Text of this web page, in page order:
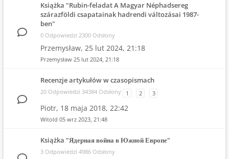
Książka "Rubin-feladat A Magyar Néphadsereg
szárazföldi csapatainak hadrendi változásai 1987-
ben"
0 Odpowiedzi 2300 Odsłony
Przemysław, 25 lut 2024, 21:18
Przemysław 25 lut 2024, 21:18
Recenzje artykułów w czasopismach
20 Odpowiedzi 34384 Odsłony 1 2 3
Piotr, 18 maja 2018, 22:42
Witold 05 wrz 2023, 21:48
Książka "Ядерная война в Южной Европе"
3 Odpowiedzi 4986 Odsłony